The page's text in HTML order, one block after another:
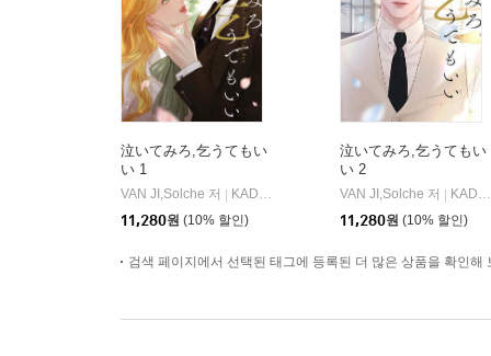
泣いてみろ,乞うてもい
い 1
VAN JI,Solche 저
KADOKAWA
11,280원 (10% 할인)
泣いてみろ,乞うてもい
い 2
VAN JI,Solche 저
KADOKAWA
11,280원 (10% 할인)
검색 페이지에서 선택된 태그에 등록된 더 많은 상품을 확인해